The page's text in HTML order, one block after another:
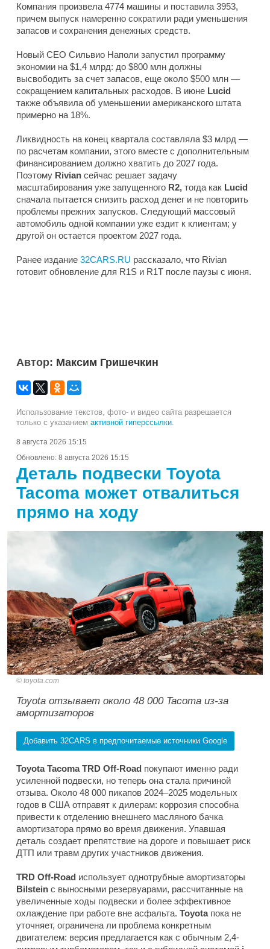
Компания произвела 4774 машины и поставила 3953,
причем выпуск намеренно сократили ради уменьшения
запасов и сохранения денежных средств.
Новый CEO Сильвио Наполи запустил программу
экономии на $1,4 млрд: до $800 млн должны
высвободить за счет запасов, еще около $500 млн —
сокращением капитальных расходов. В июне Lucid
также объявила об уменьшении американского штата
примерно на 18%.
Ликвидность на конец квартала составляла $3 млрд —
по расчетам компании, этого вместе с дополнительным
финансированием должно хватить до 2027 года.
Поэтому Rivian сейчас решает задачу
масштабирования уже запущенного R2, тогда как Lucid
сначала пытается снизить расход денег и не повторить
проблемы прежних запусков. Следующий массовый
автомобиль одной компании уже ездит к клиентам; у
другой он остается проектом 2027 года.
Ранее издание 32CARS.RU рассказало, что Rivian
готовит обновление для R1S и R1T после паузы с июня.
Автор: Максим Гришечкин
Использование текстов, фото- и видео сайта разрешается
только с указанием активной гиперссылки
8 августа 2026 15:15
Обновлено: 8 августа 2026 15:15
Деталь подвески Toyota
Tacoma может отвалиться
прямо на ходу
toyota.com
Toyota отзывает около 48 000 Tacoma из-за
амортизаторов
Добавить 32CARS в предпочитаемые источники Google
Toyota Tacoma TRD Off-Road покупают именно ради
усиленной подвески, но теперь она стала причиной
отзыва. Около 48 000 пикапов 2024–2025 модельных
годов в США отправят к дилерам: коррозия способна
привести к отделению внешнего масляного бачка
амортизатора прямо во время движения. Упавшая
деталь создает препятствие на дороге и повышает риск
ДТП или травм других участников движения.
TRD Off-Road использует однотрубные амортизаторы
Bilstein с выносными резервуарами, рассчитанные на
увеличенные ходы подвески и более эффективное
охлаждение при работе вне асфальта. Toyotaпока не
уточняет, ограничена ли проблема конкретным
двигателем: версия предлагается как с обычным 2,4-